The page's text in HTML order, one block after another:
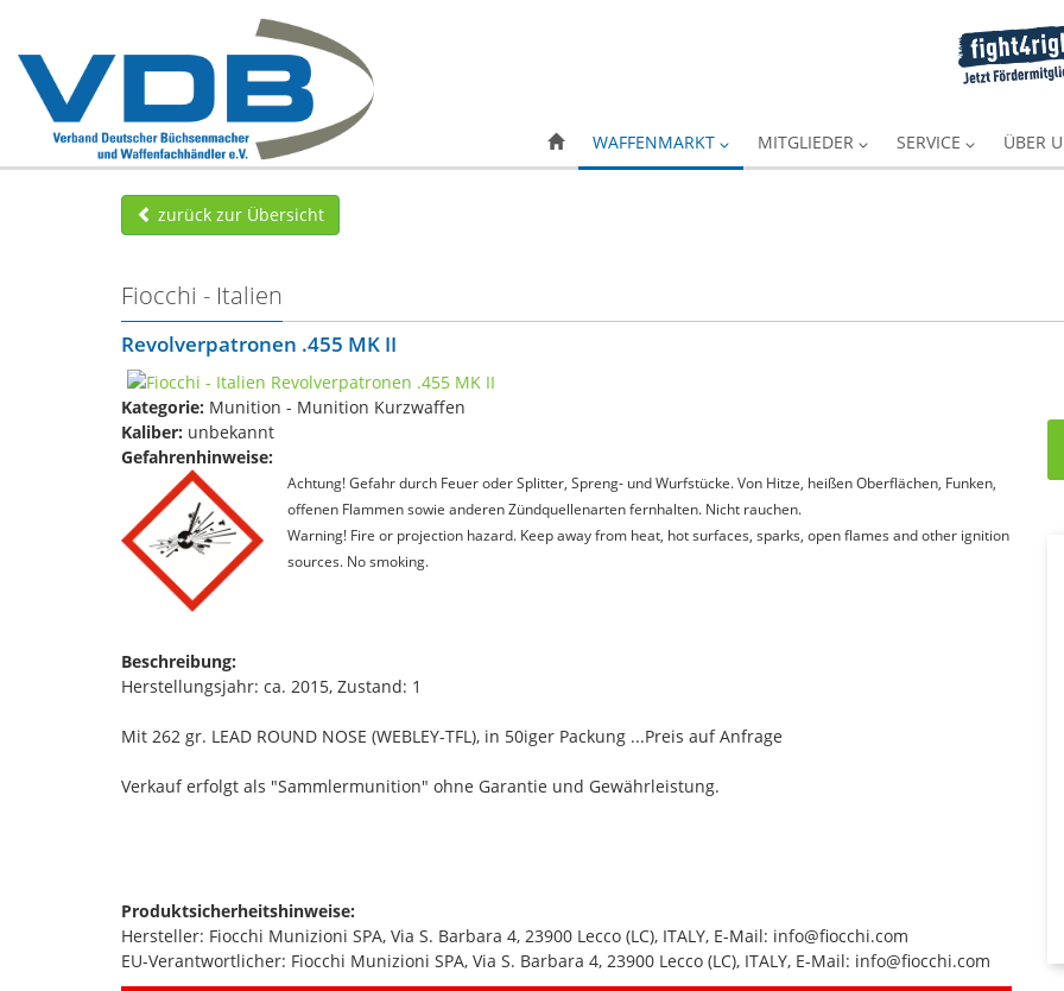
WAFFENMARKT MITGLIEDER SERVICE ÜBER
zurück zur Übersicht
Fiocchi - Italien
Revolverpatronen .455 MK II
Kategorie: Munition - Munition Kurzwaffen
Kaliber: unbekannt
Gefahrenhinweise:
Achtung! Gefahr durch Feuer oder Splitter, Spreng- und Wurfstücke. Von Hitze, heißen Oberflächen, Funken,
offenen Flammen sowie anderen Zündquellenarten fernhalten. Nicht rauchen.
Warning! Fire or projection hazard. Keep away from heat, hot surfaces, sparks, open flames and other ignition
sources. No smoking.
Beschreibung:
Herstellungsjahr: ca. 2015, Zustand: 1
Mit 262 gr. LEAD ROUND NOSE (WEBLEY-TFL), in 50iger Packung ...Preis auf Anfrage
Verkauf erfolgt als "Sammlermunition" ohne Garantie und Gewährleistung.
Produktsicherheitshinweise:
Hersteller: Fiocchi Munizioni SPA, Via S. Barbara 4, 23900 Lecco (LC), ITALY, E-Mail: info@fiocchi.com
EU-Verantwortlicher: Fiocchi Munizioni SPA, Via S. Barbara 4, 23900 Lecco (LC), ITALY, E-Mail: info@fiocchi.com